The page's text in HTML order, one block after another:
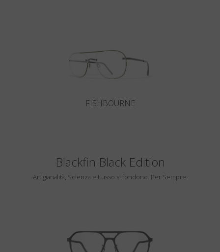
FISHBOURNE
Blackfin Black Edition
Artigianalità, Scienza e Lusso si fondono. Per Sempre.